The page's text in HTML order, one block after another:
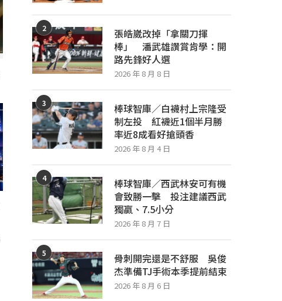
2
張皓崴改掉「拿關刀揮
棒」 潘武雄讚賞肯學：開
路先鋒好人選
2026 年 8 月 8 日
3
棒球智庫／白襪村上宗隆受
制左投 紅襪近1個半月勝
率近8成看好搶頭香
2026 年 8 月 4 日
4
棒球智庫／西武林安可有機
會致勝一擊 投注建議西武
獨贏、7.5小分
2026 年 8 月 7 日
5
骨刺開完還是不舒服 吳俊
杰準備TJ手術本季提前結束
2026 年 8 月 6 日